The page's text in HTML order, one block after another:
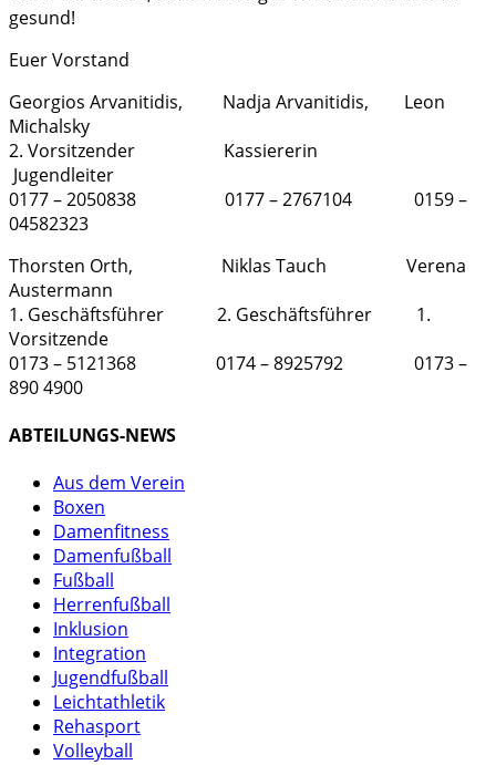
gesund!
Euer Vorstand
Georgios Arvanitidis, Nadja Arvanitidis, Leon
Michalsky
2. Vorsitzender Kassiererin
Jugendleiter
0177 – 2050838 0177 – 2767104 0159 –
04582323
Thorsten Orth, Niklas Tauch Verena
Austermann
1. Geschäftsführer 2. Geschäftsführer 1.
Vorsitzende
0173 – 5121368 0174 – 8925792 0173 –
890 4900
ABTEILUNGS-NEWS
Aus dem Verein
Boxen
Damenfitness
Damenfußball
Fußball
Herrenfußball
Inklusion
Integration
Jugendfußball
Leichtathletik
Rehasport
Volleyball